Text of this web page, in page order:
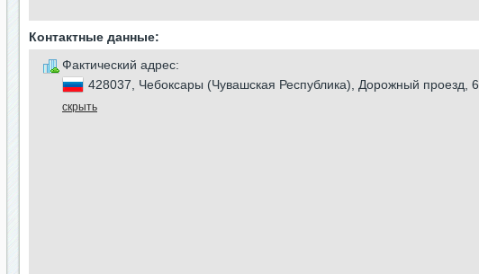
Контактные данные:
Фактический адрес:
428037, Чебоксары (Чувашская Республика), Дорожный проезд, 6
скрыть